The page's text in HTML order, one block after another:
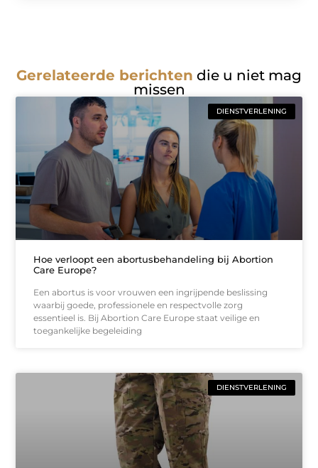
Gerelateerde berichten die u niet mag
missen
DIENSTVERLENING
Hoe verloopt een abortusbehandeling bij Abortion
Care Europe?
Een abortus is voor vrouwen een ingrijpende beslissing
waarbij goede, professionele en respectvolle zorg
essentieel is. Bij Abortion Care Europe staat veilige en
toegankelijke begeleiding
DIENSTVERLENING